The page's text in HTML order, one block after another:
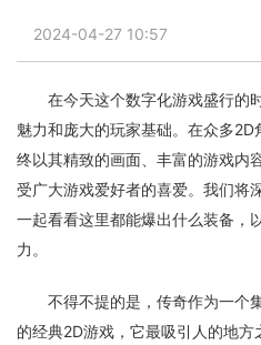
2024-04-27 10:57
在今天这个数字化游戏盛行的
魅力和庞大的玩家基础。在众多
终以其精致的画面、丰富的游戏内
受广大游戏爱好者的喜爱。我们将
一起看看这里都能爆出什么装备，
力。
不得不提的是，传奇作为一个
的经典2D游戏，它最吸引人的地